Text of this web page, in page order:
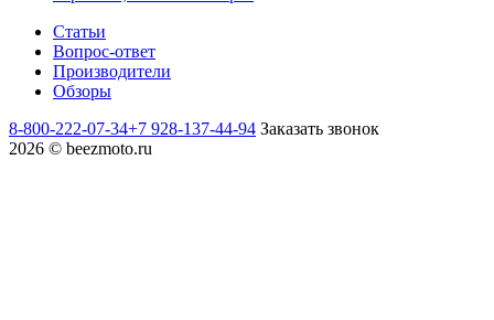
Статьи
Вопрос-ответ
Производители
Обзоры
8-800-222-07-34+7 928-137-44-94 Заказать звонок
2026 © beezmoto.ru